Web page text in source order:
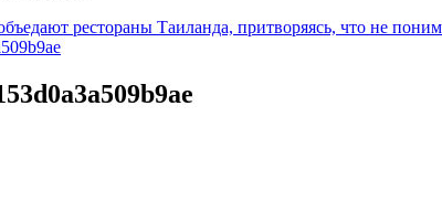
рестораны Таиланда, притворяясь, что не